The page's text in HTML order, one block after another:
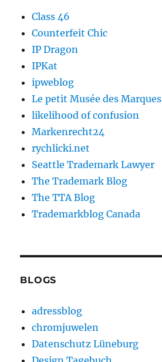
Class 46
Counterfeit Chic
IP Dragon
IPKat
ipweblog
Le petit Musée des Marques
likelihood of confusion
Markenrecht24
rychlicki.net
Seattle Trademark Lawyer
The Trademark Blog
The TTA Blog
Trademarkblog Canada
BLOGS
adressblog
chromjuwelen
Datenschutz Lüneburg